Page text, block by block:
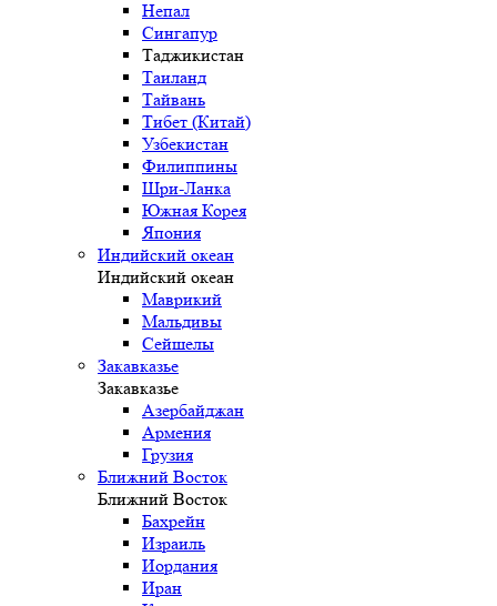
Непал
Сингапур
Таджикистан
Таиланд
Тайвань
Тибет (Китай)
Узбекистан
Филиппины
Шри-Ланка
Южная Корея
Япония
Индийский океан
Индийский океан
Маврикий
Мальдивы
Сейшелы
Закавказье
Закавказье
Азербайджан
Армения
Грузия
Ближний Восток
Ближний Восток
Бахрейн
Израиль
Иордания
Иран